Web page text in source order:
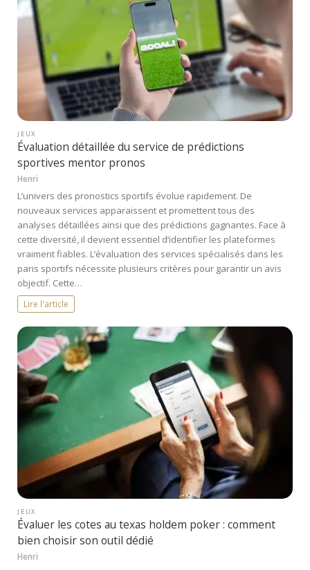
JEUX
Évaluation détaillée du service de prédictions
sportives mentor pronos
Henri
L’univers des pronostics sportifs évolue rapidement. De
nouveaux services apparaissent et promettent tous des
analyses détaillées ainsi que des prédictions gagnantes. Face à
cette diversité, il devient essentiel d’identifier les plateformes
vraiment fiables. L’évaluation des services spécialisés dans les
paris sportifs nécessite plusieurs critères pour garantir un avis
objectif. Cette…
Lire l'article
JEUX
Évaluer les cotes au texas holdem poker : comment
bien choisir son outil dédié
Henri